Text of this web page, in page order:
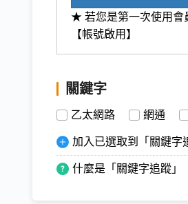
★ 若您是第一次使用會
【帳號啟用】
關鍵字
乙太網路 網通
加入已選取到「關鍵字
什麼是「關鍵字追蹤」